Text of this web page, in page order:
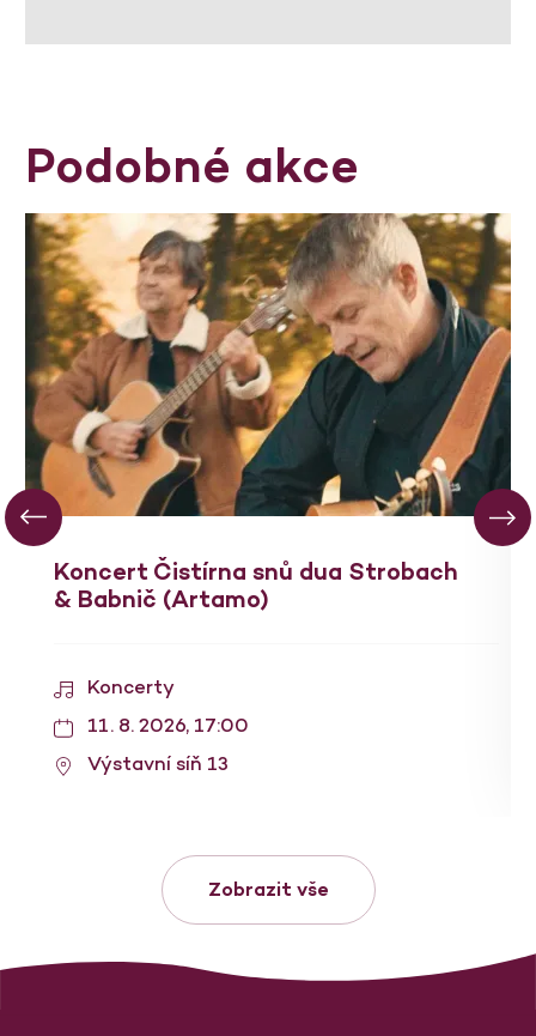
Podobné akce
Koncert Čistírna snů dua Strobach
& Babnič (Artamo)
Koncerty
11. 8. 2026, 17:00
Výstavní síň 13
Zobrazit vše